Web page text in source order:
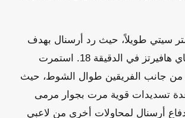
سيتي طويلاً، حيث رد أرسنال بهدف
التعادل عن طريق كاي هافيرتز في الدقيقة 18. استمرت
من جانب الفريقين طوال الشوط، حيث
عدة تسديدات قوية مرت بجوار مرمى
أرسنال لمحاولات أخرى من لاعبي